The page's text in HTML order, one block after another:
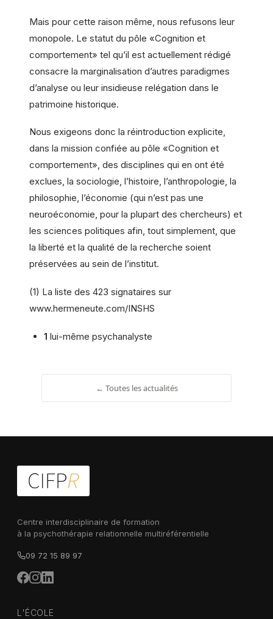
Mais pour cette raison même, nous refusons leur
monopole. Le statut du pôle «Cognition et
comportement» tel qu’il est actuellement rédigé
consacre la marginalisation d’autres paradigmes
d’analyse ou leur insidieuse relégation dans le
patrimoine historique.
Nous exigeons donc la réintroduction explicite,
dans la mission confiée au pôle «Cognition et
comportement», des disciplines qui en ont été
exclues, la sociologie, l’histoire, l’anthropologie, la
philosophie, l’économie (qui n’est pas une
neuroéconomie, pour la plupart des chercheurs) et
les sciences politiques afin, tout simplement, que
la liberté et la qualité de la recherche soient
préservées au sein de l’institut.
(1) La liste des 423 signataires sur
www.hermeneute.com/INSHS
1 lui-même psychanalyste
← Toutes les actualités
Centre interdisciplinaire de formation
à la psychothérapie relationnelle multiréférentielle
09 72 15 89 97
L'ÉCOLE